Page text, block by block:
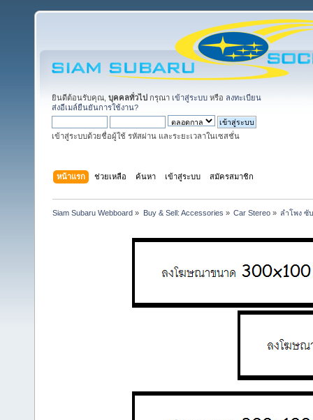
ยินดีต้อนรับคุณ, บุคคลทั่วไป กรุณา เข้าสู่ระบบ หรือ ลงทะเบียน
ส่งอีเมล์ยืนยันการใช้งาน?
เข้าสู่ระบบด้วยชื่อผู้ใช้ รหัสผ่าน และระยะเวลาในเซสชั่น
หน้าแรก ช่วยเหลือ ค้นหา เข้าสู่ระบบ สมัครสมาชิก
Siam Subaru Webboard » Buy & Sell: Accessories » Car Stereo» ลำโพง ซั